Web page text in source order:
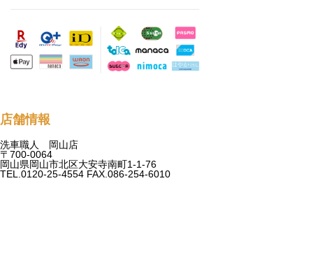
店舗情報
洗車職人 岡山店
〒700-0064
岡山県岡山市北区大安寺南町1-1-76
TEL.0120-25-4554 FAX.086-254-6010